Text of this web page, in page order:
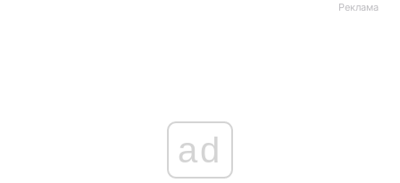
Реклама
ad